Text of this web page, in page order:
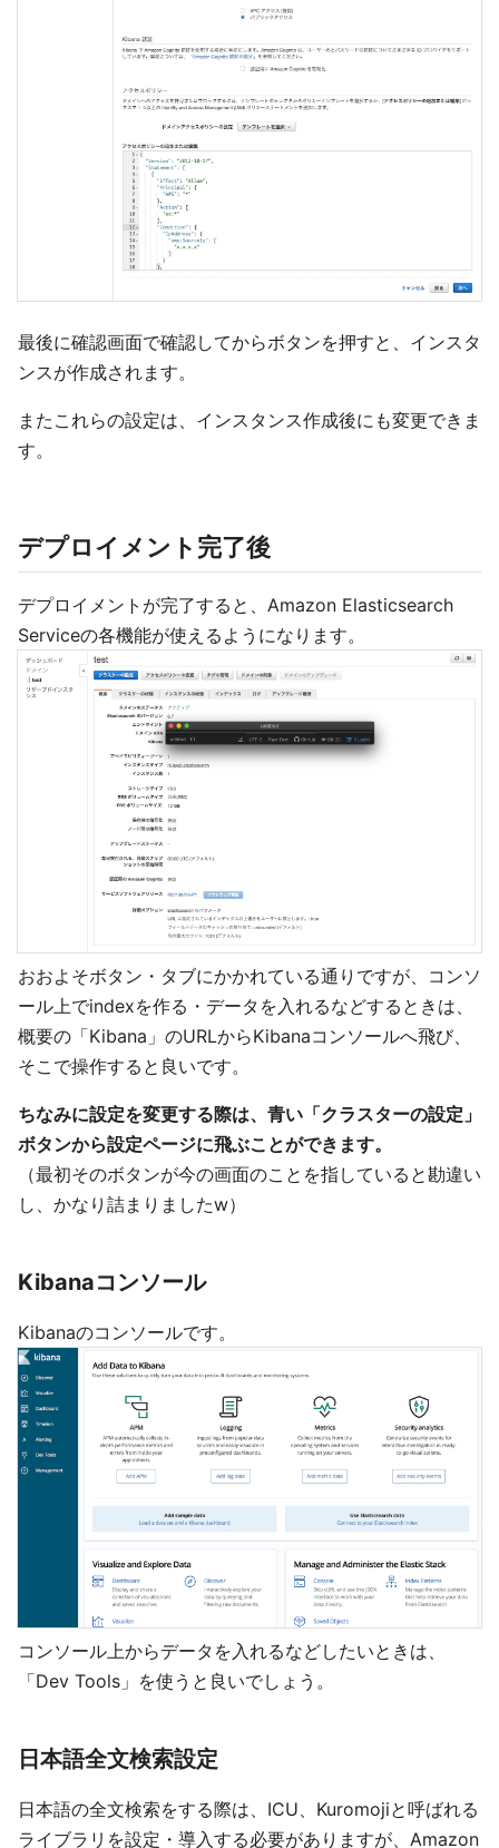
最後に確認画面で確認してからボタンを押すと、インスタ
ンスが作成されます。
またこれらの設定は、インスタンス作成後にも変更できま
す。
デプロイメント完了後
デプロイメントが完了すると、Amazon Elasticsearch
Serviceの各機能が使えるようになります。
おおよそボタン・タブにかかれている通りですが、コンソ
ール上でindexを作る・データを入れるなどするときは、
概要の「Kibana」のURLからKibanaコンソールへ飛び、
そこで操作すると良いです。
ちなみに設定を変更する際は、青い「クラスターの設定」
ボタンから設定ページに飛ぶことができます。
（最初そのボタンが今の画面のことを指していると勘違い
し、かなり詰まりましたw）
Kibanaコンソール
Kibanaのコンソールです。
コンソール上からデータを入れるなどしたいときは、
「Dev Tools」を使うと良いでしょう。
日本語全文検索設定
日本語の全文検索をする際は、ICU、Kuromojiと呼ばれる
ライブラリを設定・導入する必要がありますが、Amazon